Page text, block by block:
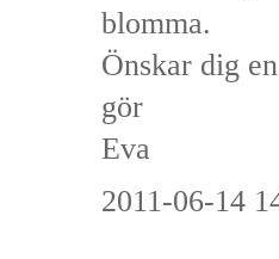
blomma.
Önskar dig
gör
Eva
2011-06-14